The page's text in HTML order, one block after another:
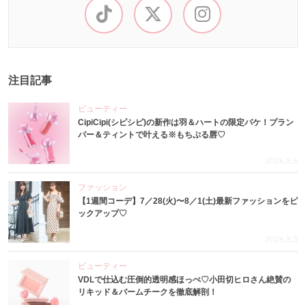
注目記事
ビューティー
CipiCipi(シピシピ)の新作は羽＆ハートの限定パケ！プラン
パー＆ティントで叶える※もちぷる唇♡
2026.8.6
ファッション
【1週間コーデ】7／28(火)〜8／1(土)最新ファッションをピ
ックアップ♡
2026.8.5
ビューティー
VDLで仕込む圧倒的透明感ほっぺ♡小田切ヒロさん絶賛の
リキッド＆バームチークを徹底解剖！